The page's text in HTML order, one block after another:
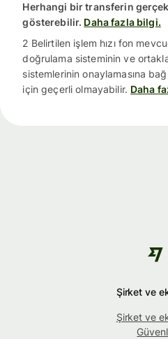
Herhangi bir transferin
gösterebilir. Daha fazla bilgi.
2 Belirtilen işlem hızı fon
doğrulama sisteminin ve
sistemlerinin onaylamasına
için geçerli olmayabilir. Daha
Şirket ve
Şirket ve